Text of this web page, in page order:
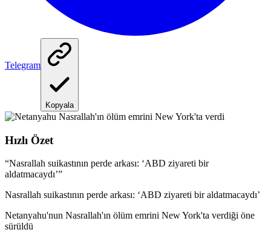
Telegram
Kopyala
Hızlı Özet
“Nasrallah suikastının perde arkası: ‘ABD ziyareti bir
aldatmacaydı’”
Nasrallah suikastının perde arkası: ‘ABD ziyareti bir aldatmacaydı’
Netanyahu'nun Nasrallah'ın ölüm emrini New York'ta verdiği öne
sürüldü